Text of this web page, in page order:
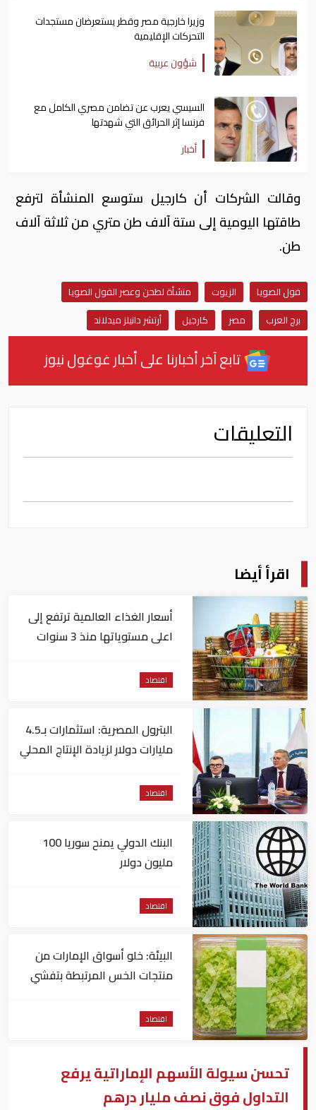
وزيرا خارجية مصر وقطر يستعرضان مستجدات
التحركات الإقليمية
شؤون عربية
السيسي يعرب عن تضامن مصري الكامل مع
فرنسا إثر الحرائق التي شهدتها
أخبار
وقالت الشركات أن كارجيل ستوسع المنشأة لترفع
طاقتها اليومية إلى ستة آلاف طن متري من ثلاثة آلاف
طن.
فول الصويا الزيوت
منشأة لطحن وعصر الفول الصويا
برج العرب
مصر كارجيل أرتشر دانيلز ميدلاند
تابع آخر أخبارنا على أخبار غوغول نيوز
التعليقات
اقرأ أيضا
أسعار الغذاء العالمية ترتفع إلى
اعلى مستوياتها منذ 3 سنوات
اقتصاد
البترول المصرية: استثمارات بـ4.5
مليارات دولار لزيادة الإنتاج المحلي
اقتصاد
البنك الدولي يمنح سوريا 100
مليون دولار
اقتصاد
البيئة: خلو أسواق الإمارات من
منتجات الخس المرتبطة بتفشي
اقتصاد
تحسن سيولة الأسهم الإماراتية يرفع
التداول فوق نصف مليار درهم